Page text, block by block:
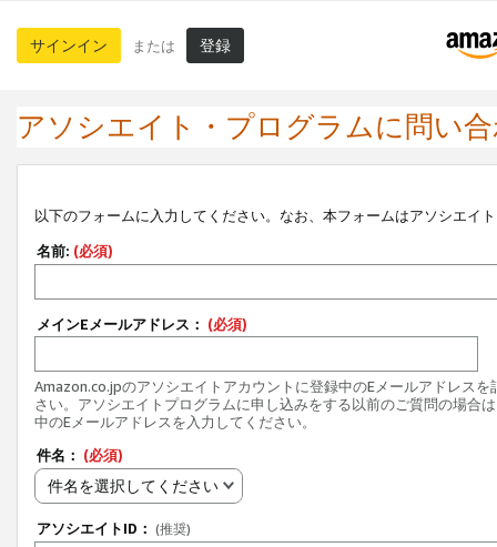
サインイン または 登録
アソシエイト・プログラムに問い
以下のフォームに入力してください。なお、本フォームはアソシエイ
名前: (必須)
メインEメールアドレス： (必須)
Amazon.co.jpのアソシエイトアカウントに登録中のEメールアドレスを
さい。アソシエイトプログラムに申し込みをする以前のご質問の場合
中のEメールアドレスを入力してください。
件名： (必須)
件名を選択してください
アソシエイトID： (推奨)